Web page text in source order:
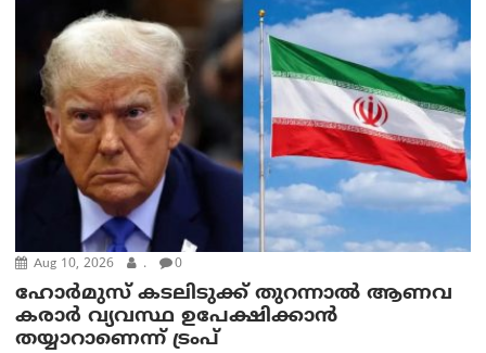
Aug 10, 2026 . 0
ഹോർമുസ് കടലിടുക്ക് തുറന്നാൽ ആണവ
കരാർ വ്യവസ്ഥ ഉപേക്ഷിക്കാൻ
തയ്യാറാണെന്ന് ട്രം‌പ്